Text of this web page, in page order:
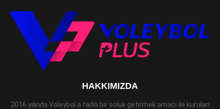
HAKKIMIZDA
2016 yılında Voleybol a farklı bir soluk getirmek amacı ile kurulan